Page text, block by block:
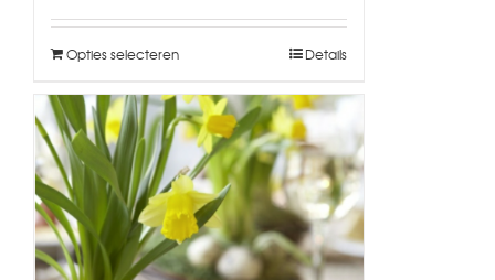
Opties selecteren Details